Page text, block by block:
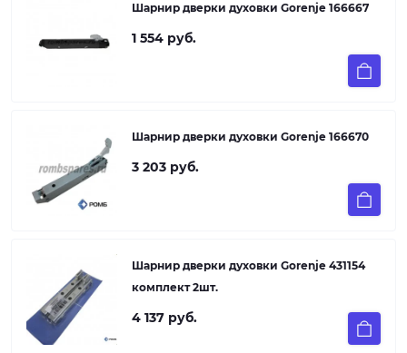
Шарнир дверки духовки Gorenje 166667
1 554 руб.
Шарнир дверки духовки Gorenje 166670
3 203 руб.
Шарнир дверки духовки Gorenje 431154
комплект 2шт.
4 137 руб.